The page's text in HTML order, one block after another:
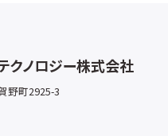
クノロジー株式会社
野町2925-3